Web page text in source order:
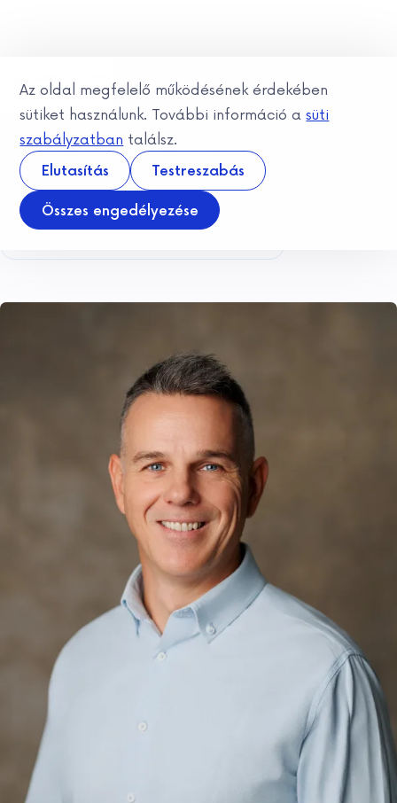
Az oldal megfelelő működésének érdekében
sütiket használunk. További információ asüti
szabályzatban találsz.
Elutasítás
Testreszabás
Összes engedélyezése
Juhász András
Okleveles pszichológus